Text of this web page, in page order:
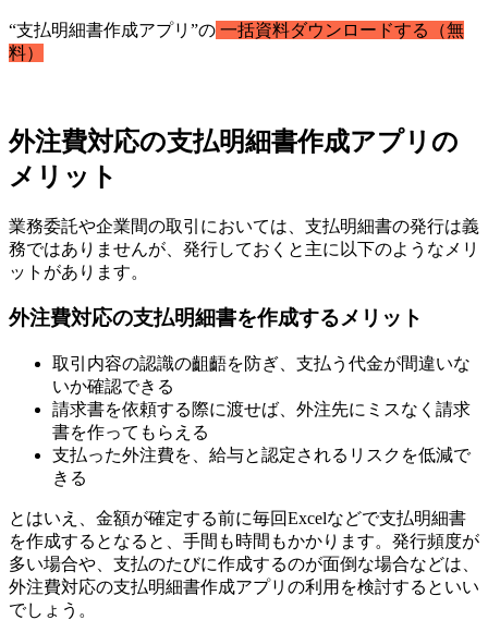
“支払明細書作成アプリ”の 一括資料ダウンロードする（無
料）
外注費対応の支払明細書作成アプリの
メリット
業務委託や企業間の取引においては、支払明細書の発行は義
務ではありませんが、発行しておくと主に以下のようなメリ
ットがあります。
外注費対応の支払明細書を作成するメリット
取引内容の認識の齟齬を防ぎ、支払う代金が間違いな
いか確認できる
請求書を依頼する際に渡せば、外注先にミスなく請求
書を作ってもらえる
支払った外注費を、給与と認定されるリスクを低減で
きる
とはいえ、金額が確定する前に毎回Excelなどで支払明細書
を作成するとなると、手間も時間もかかります。発行頻度が
多い場合や、支払のたびに作成するのが面倒な場合などは、
外注費対応の支払明細書作成アプリの利用を検討するといい
でしょう。